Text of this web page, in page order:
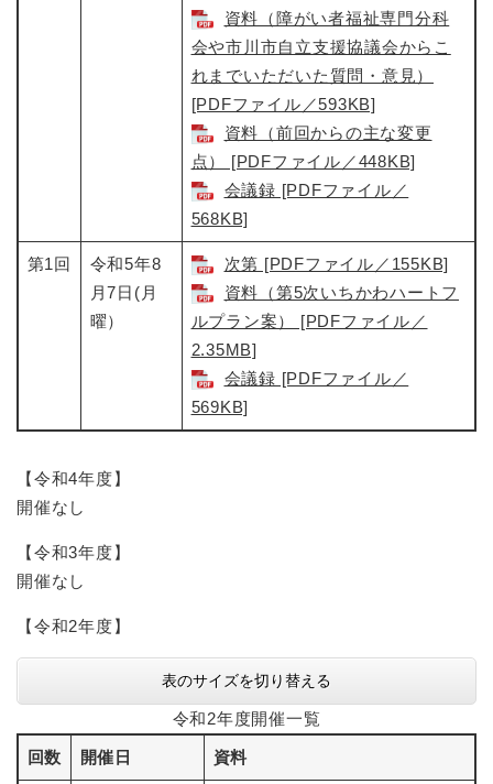
資料（障がい者福祉専門分科
会や市川市自立支援協議会からこ
れまでいただいた質問・意見）
[PDFファイル／593KB]
資料（前回からの主な変更
点） [PDFファイル／448KB]
会議録 [PDFファイル／
568KB]
第1回
令和5年8
月7日(月
曜）
次第 [PDFファイル／155KB]
資料（第5次いちかわハートフ
ルプラン案） [PDFファイル／
2.35MB]
会議録 [PDFファイル／
569KB]
【令和4年度】
開催なし
【令和3年度】
開催なし
【令和2年度】
表のサイズを切り替える
令和2年度開催一覧
回数 開催日 資料